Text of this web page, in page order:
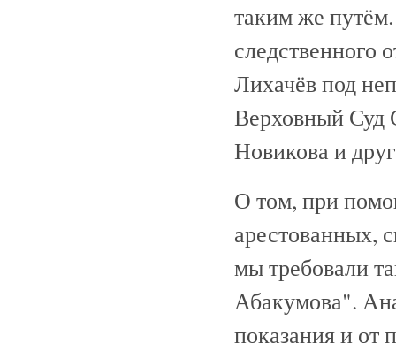
таким же
следственного
Лихачёв под
Верховный Суд
Новикова и
О том, при
арестованных,
мы требовали
Абакумова".
показания и от